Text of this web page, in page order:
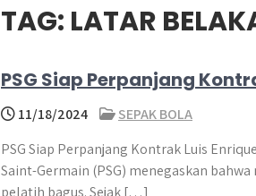
TAG: LATAR
PSG Siap Perpanjang
11/18/2024
SEPAK BOLA
PSG Siap Perpanjang Kontrak Luis
Saint-Germain (PSG) menegaskan
pelatih bagus. Sejak […]